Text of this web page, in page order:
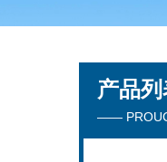
杭州川一实验
产品
——